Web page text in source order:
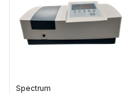
Spectrum